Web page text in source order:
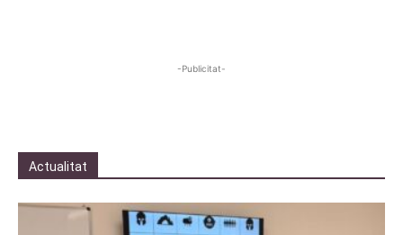
-Publicitat-
Actualitat